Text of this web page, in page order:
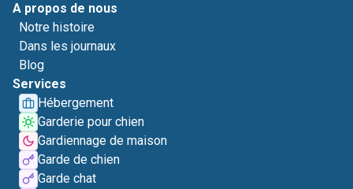
A propos de nous
Notre histoire
Dans les journaux
Blog
Services
Hébergement
Garderie pour chien
Gardiennage de maison
Garde de chien
Garde chat